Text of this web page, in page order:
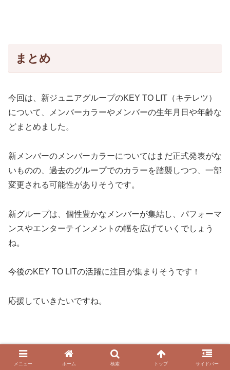
まとめ
今回は、新ジュニアグループのKEY TO LIT（キテレツ）
について、メンバーカラーやメンバーの生年月日や年齢な
どまとめました。
新メンバーのメンバーカラーについてはまだ正式発表がな
いものの、過去のグループでのカラーを踏襲しつつ、一部
変更される可能性がありそうです。
新グループは、個性豊かなメンバーが集結し、パフォーマ
ンスやエンターテインメントの幅を広げていくでしょう
ね。
今後のKEY TO LITの活躍に注目が集まりそうです！
応援していきたいですね。
メニュー ホーム 検索 トップ サイドバー